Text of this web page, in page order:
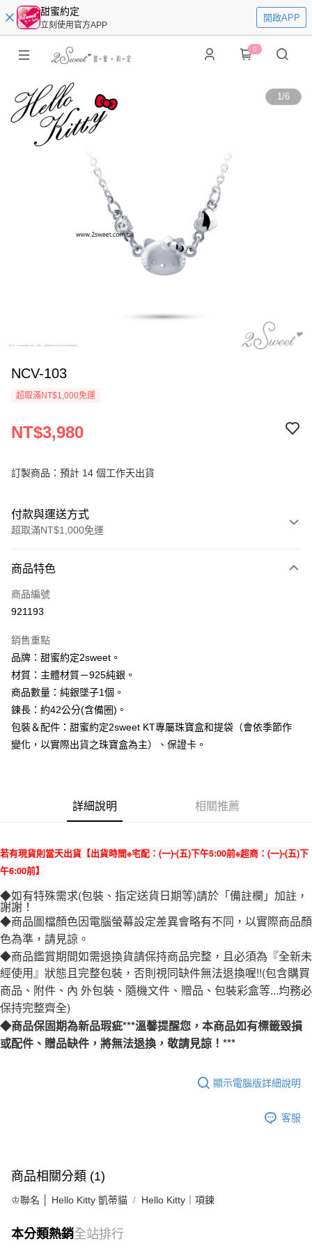
甜蜜約定
立刻使用官方APP
開啟APP
0
1/6
NCV-103
超取滿NT$1,000免運
NT$3,980
訂製商品：預計 14 個工作天出貨
付款與運送方式
超取滿NT$1,000免運
信用卡一次付款
信用卡分期付款
合作金庫商業銀行
華南商業銀行
上海商業儲蓄銀行
國泰世華商業銀行
臺灣中小企業銀行
匯豐（台灣）商業銀行
華泰商業銀行
聯邦商業銀行
遠東國際商業銀行
元大商業銀行
永豐商業銀行
6 期 0 利率 每期
華南商業銀行
上海商業儲蓄銀行
國泰世華商業銀行
臺灣中小企業銀行
台中商業銀行
匯豐（台灣）商業銀行
華泰商業銀行
台新國際商業銀行
中國信託商業銀行
台灣樂天信用卡公司
超商取貨付款
LINE Pay
Apple Pay
街口支付
全家取貨付款
每筆NT$60，滿NT$1,000(含以上)免運費
7-11取貨付款
每筆NT$60，滿NT$1,000(含以上)免運費
宅配
每筆NT$80，滿NT$1,000(含以上)免運費
離島宅配
每筆NT$220，滿NT$3,000(含以上)免運費
商品特色
商品編號
921193
銷售重點
品牌：甜蜜約定2sweet。
材質：主體材質－925純銀。
商品數量：純銀墜子1個。
鍊長：約42公分(含備圈)。
包裝＆配件：甜蜜約定2sweet KT專屬珠寶盒和提袋（會依季節作
變化，以實際出貨之珠寶盒為主）、保證卡。
詳細說明 相關推薦
若有現貨則當天出貨【出貨時間※宅配：(一)-(五)下午5:00前※超商：(一)-(五)下
午6:00前】
◆如有特殊需求(包裝、指定送貨日期等)請於「備註欄」加註，
謝謝！
◆商品圖檔顏色因電腦螢幕設定差異會略有不同，以實際商品顏
色為準，請見諒。
◆商品鑑賞期間如需退換貨請保持商品完整，且必須為『全新未
經使用』狀態且完整包裝，否則視同缺件無法退換喔!!(包含購買
商品、附件、內 外包裝、隨機文件、贈品、包裝彩盒等...均務必
保持完整齊全)
◆商品保固期為新品瑕疵***溫馨提醒您，本商品如有標籤毀損
或配件、贈品缺件，將無法退換，敬請見諒！***
顯示電腦版詳細說明
客服
商品相關分類 (1)
♔聯名 │ Hello Kitty 凱蒂貓 Hello Kitty｜項鍊
本分類熱銷全站排行